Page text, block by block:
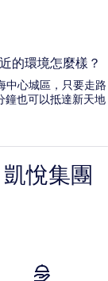
的環境怎麼樣？
中心城區，只要走路
鐘也可以抵達新天地
悅集團